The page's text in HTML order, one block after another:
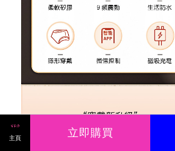
主頁 立即購買